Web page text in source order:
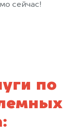
сейчас!
по